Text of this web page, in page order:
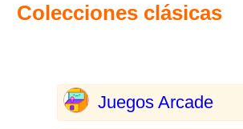
Colecciones clásicas
Juegos Arcade